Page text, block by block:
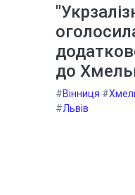
до
#Вінниця #
#Львів